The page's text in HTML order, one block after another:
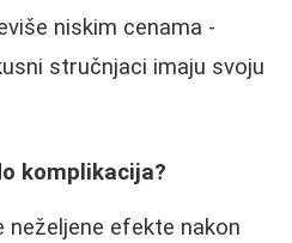
niskim cenama -
stručnjaci imaju svoju
komplikacija?
efekte nakon